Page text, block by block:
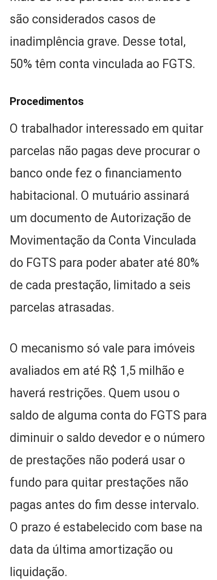
são considerados casos de
inadimplência grave. Desse total,
50% têm conta vinculada ao FGTS.
Procedimentos
O trabalhador interessado em quitar
parcelas não pagas deve procurar o
banco onde fez o financiamento
habitacional. O mutuário assinará
um documento de Autorização de
Movimentação da Conta Vinculada
do FGTS para poder abater até 80%
de cada prestação, limitado a seis
parcelas atrasadas.
O mecanismo só vale para imóveis
avaliados em até R$ 1,5 milhão e
haverá restrições. Quem usou o
saldo de alguma conta do FGTS para
diminuir o saldo devedor e o número
de prestações não poderá usar o
fundo para quitar prestações não
pagas antes do fim desse intervalo.
O prazo é estabelecido com base na
data da última amortização ou
liquidação.